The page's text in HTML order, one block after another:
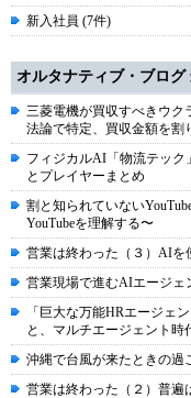
新入社員 (7件)
オルタナティブ・ブログ
三菱電機が買収すべきウ
法論で特定、買収金額を割
フィジカルAI「物流テック
とプレイヤーまとめ
割と知られていない
YouTubeを理解する〜
営業は終わった（３）AIを
営業現場で進むAIエージェ
「巨大な万能HRエージェ
と、マルチエージェント時
沖縄で台風が来たときの過
営業は終わった（２）普遍